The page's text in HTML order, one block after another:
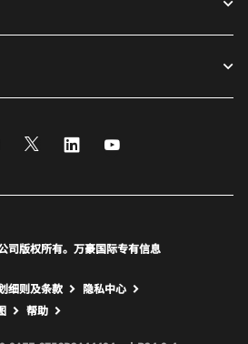
Instagram
Twitter LinkedIn
司版权所有。万豪国际专有信息
细则及条款
隐私中心
打开新窗口
帮助